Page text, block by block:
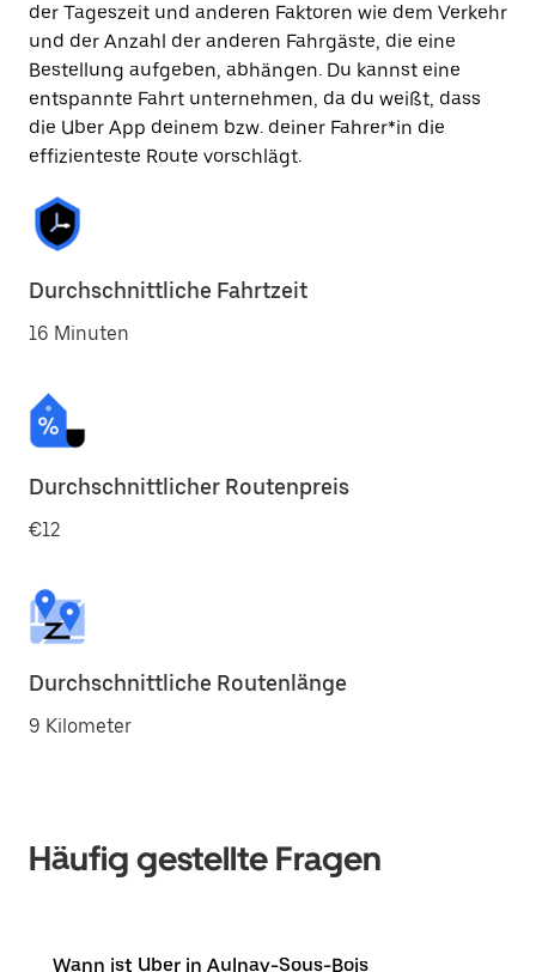
der Tageszeit und anderen Faktoren wie dem Verkehr
und der Anzahl der anderen Fahrgäste, die eine
Bestellung aufgeben, abhängen. Du kannst eine
entspannte Fahrt unternehmen, da du weißt, dass
die Uber App deinem bzw. deiner Fahrer*in die
effizienteste Route vorschlägt.
Durchschnittliche Fahrtzeit
16 Minuten
Durchschnittlicher Routenpreis
€12
Durchschnittliche Routenlänge
9 Kilometer
Häufig gestellte Fragen
Wann ist Uber in Aulnay-Sous-Bois